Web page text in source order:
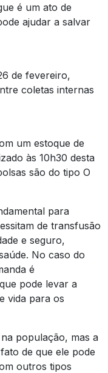
é um ato de
ajudar a salvar
de fevereiro,
coletas internas
um estoque de
às 10h30 desta
são do tipo O
para
de transfusão
e seguro,
No caso do
é
pode levar a
vida para os
população, mas a
de que ele pode
outros tipos